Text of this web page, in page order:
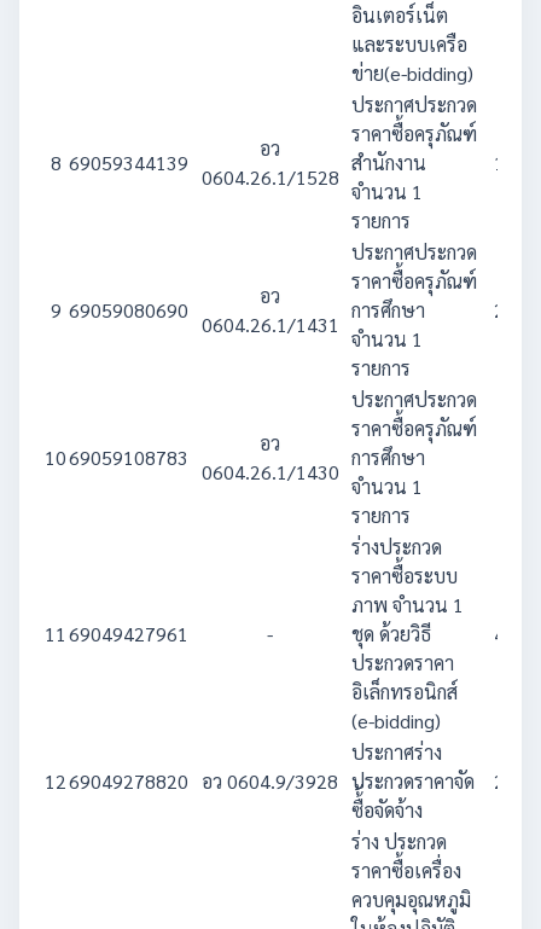
อินเตอร์เน็ต
และระบบเครือ
ข่าย(e-bidding)
8 69059344139
อว
0604.26.1/1528
ประกาศประกวด
ราคาซื้อครุภัณฑ์
สำนักงาน
จำนวน 1
รายการ
9 69059080690
อว
0604.26.1/1431
ประกาศประกวด
ราคาซื้อครุภัณฑ์
การศึกษา
จำนวน 1
รายการ
1069059108783
อว
0604.26.1/1430
ประกาศประกวด
ราคาซื้อครุภัณฑ์
การศึกษา
จำนวน 1
รายการ
11 69049427961 -
ร่างประกวด
ราคาซื้อระบบ
ภาพ จำนวน 1
ชุด ด้วยวิธี
ประกวดราคา
อิเล็กทรอนิกส์
(e-bidding)
1269049278820 อว 0604.9/3928
ประกาศร่าง
ประกวดราคาจัด
ซื้้อจัดจ้าง
ร่าง ประกวด
ราคาซื้อเครื่อง
ควบคุมอุณหภูมิ